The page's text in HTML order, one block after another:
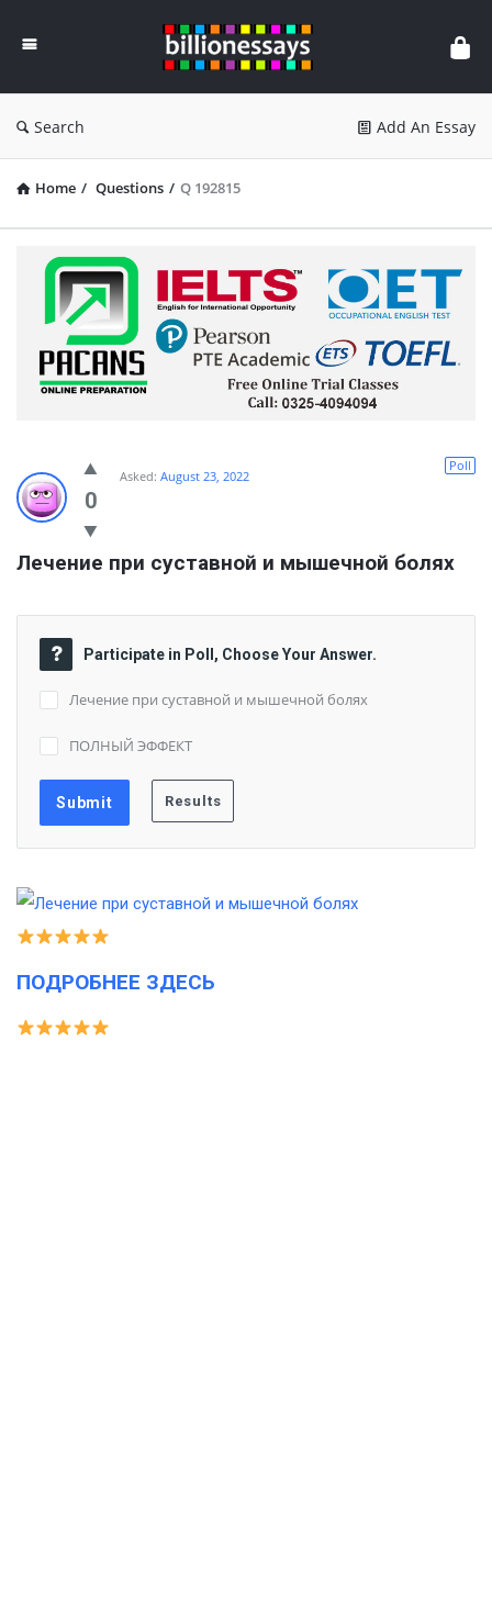
Essays
Search Add An Essay
Home / Questions / Q 192815
0
Poll
Asked: August 23, 2022
Лечение при суставной и мышечной болях
Participate in Poll, Choose Your Answer.
Лечение при суставной и мышечной болях
ПОЛНЫЙ ЭФФЕКТ
ПОДРОБНЕЕ ЗДЕСЬ